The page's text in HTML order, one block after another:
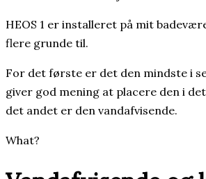
HEOS 1 er installeret på mit
flere grunde til.
For det første er det den mindste i
giver god mening at placere den i
det andet er den vandafvisende.
What?